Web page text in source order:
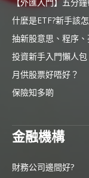
什麼是ETF?新手該
抽新股意思、程序
投資新手入門懶人包
月供股票好唔好？
保險知多啲
金融機構
財務公司邊間好?